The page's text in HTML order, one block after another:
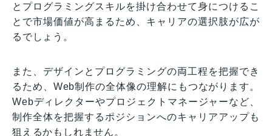
とプログラミングスキルを掛け合わせて身につけるこ
とで市場価値が高まるため、キャリアの選択肢が広が
るでしょう。
また、デザインとプログラミングの両工程を把握でき
るため、Web制作の全体像の理解にもつながります。
Webディレクターやプロジェクトマネージャーなど、
制作全体を把握するポジションへのキャリアアップも
狙えるかもしれません。